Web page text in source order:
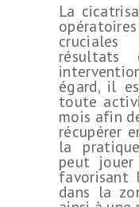
La
résultats
égard, il
toute
mois afin
récupérer
la
peut
favorisant
dans la